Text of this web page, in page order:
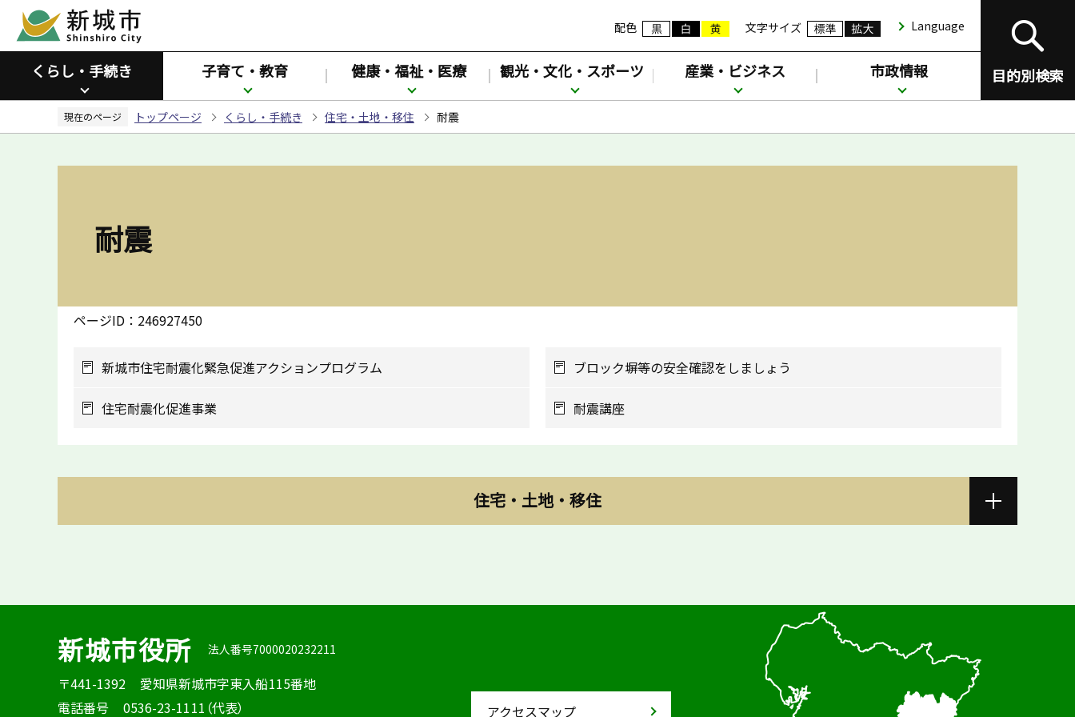
ペ
ジ
先
配色 文字サイズ Language
目的別検索
くらし・手続き 子育て・教育 健康・福祉・医療 観光・文化・スポーツ 産業・ビジネス 市政情報
現在のページ トップページ くらし・手続き 住宅・土地・移住 耐震
耐震
ページID：246927450
新城市住宅耐震化緊急促進アクションプログラム ブロック塀等の安全確認をしましょう
住宅耐震化促進事業 耐震講座
住宅・土地・移住
新城市役所 法人番号7000020232211
〒441-1392
愛知県新城市字東入船115番地
電話番号
0536-23-1111（代表） アクセスマップ